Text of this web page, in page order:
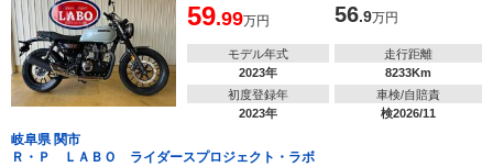
59.99万円 56.9万円
モデル年式
2023年
走行距離
8233Km
初度登録年
2023年
車検/自賠責
検2026/11
岐阜県 関市
Ｒ・Ｐ ＬＡＢＯ ライダースプロジェクト・ラボ